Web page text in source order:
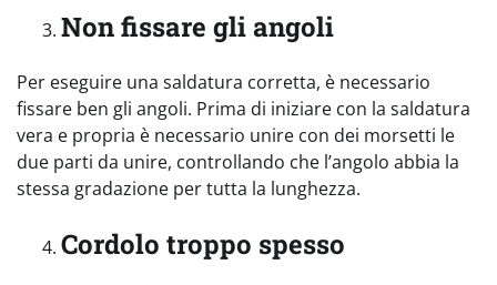
Non fissare gli angoli
Per eseguire una saldatura corretta, è necessario
fissare ben gli angoli. Prima di iniziare con la saldatura
vera e propria è necessario unire con dei morsetti le
due parti da unire, controllando che l’angolo abbia la
stessa gradazione per tutta la lunghezza.
Cordolo troppo spesso